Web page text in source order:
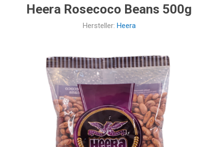
Heera Rosecoco Beans 500g
Hersteller: Heera